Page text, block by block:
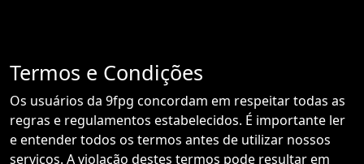
Termos e Condições
Os usuários da 9fpg concordam em respeitar todas as
regras e regulamentos estabelecidos. É importante ler
e entender todos os termos antes de utilizar nossos
serviços. A violação destes termos pode resultar em